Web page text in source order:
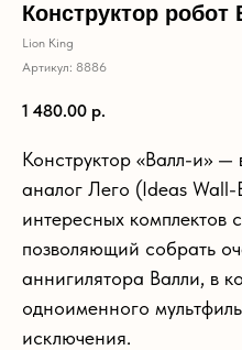
Конструктор
Lion King
Артикул: 8886
1 480.00 р.
Конструктор «Валл-и» —
аналог Лего (Ideas
интересных комплектов
позволяющий собрать
аннигилятора Валли, в
одноименного
исключения.